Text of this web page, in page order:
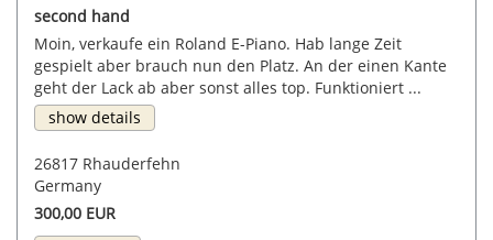
second hand
Moin, verkaufe ein Roland E-Piano. Hab lange Zeit
gespielt aber brauch nun den Platz. An der einen Kante
geht der Lack ab aber sonst alles top. Funktioniert ...
show details
26817 Rhauderfehn
Germany
300,00 EUR